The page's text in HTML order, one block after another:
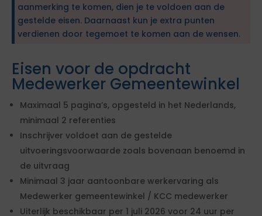
aanmerking te komen, dien je te voldoen aan de
gestelde eisen. Daarnaast kun je extra punten
verdienen door tegemoet te komen aan de wensen.
Eisen voor de opdracht
Medewerker Gemeentewinkel
Maximaal 5 pagina’s, opgesteld in het Nederlands,
minimaal 2 referenties
Inschrijver voldoet aan de gestelde
uitvoeringsvoorwaarde zoals bovenaan benoemd in
de uitvraag
Minimaal 3 jaar aantoonbare werkervaring als
Medewerker gemeentewinkel / KCC medewerker
Uiterlijk beschikbaar per 1 juli 2026 voor 24 uur per